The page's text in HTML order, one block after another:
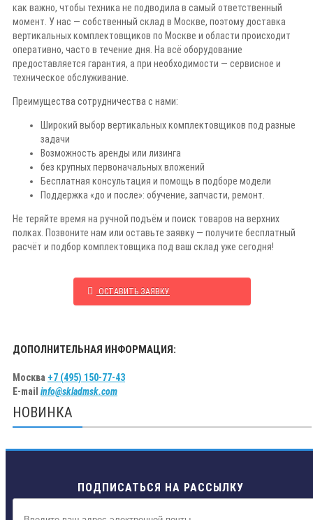
как важно, чтобы техника не подводила в самый ответственный
момент. У нас — собственный склад в Москве, поэтому доставка
вертикальных комплектовщиков по Москве и области происходит
оперативно, часто в течение дня. На всё оборудование
предоставляется гарантия, а при необходимости — сервисное и
техническое обслуживание.
Преимущества сотрудничества с нами:
Широкий выбор вертикальных комплектовщиков под разные
задачи
Возможность аренды или лизинга
без крупных первоначальных вложений
Бесплатная консультация и помощь в подборе модели
Поддержка «до и после»: обучение, запчасти, ремонт.
Не теряйте время на ручной подъём и поиск товаров на верхних
полках. Позвоните нам или оставьте заявку — получите бесплатный
расчёт и подбор комплектовщика под ваш склад уже сегодня!
ОСТАВИТЬ ЗАЯВКУ
ДОПОЛНИТЕЛЬНАЯ ИНФОРМАЦИЯ:
Москва +7 (495) 150-77-43
E-mail info@skladmsk.com
НОВИНКА
ПОДПИСАТЬСЯ НА РАССЫЛКУ